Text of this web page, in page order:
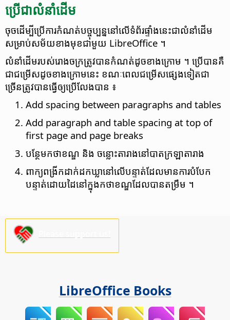
ប្រើ​ជា​លំនាំ​ដើម
ចុច​ដើម្បី​ប្រើ​ការ​កំណត់​បច្ចុប្បន្ន​នៅ​លើ​ទំព័រ​ផ្ទាំង​នេះ​ជា​លំនាំដើម​
សម្រាប់​សម័យ​ខាងមុខ​ជាមួយ LibreOffice ។
លំនាំ​ដើម​របស់​រោង​ចក្រ​ត្រូវ​បាន​កំណត់ដូច​ខាង​ក្រោម ។ ប្រើ​បាន​គឺ​
ជា​ជម្រើ​សដូច​ខាង​ក្រោមនេះ​ ខណៈ​ពេល​ជម្រើស​ផ្សេង​ទៀត​ជា​
ច្រើន​ត្រូវ​បានធ្វើ​ឲ្យ​ប្រើ​លែង​បាន ៖
Add spacing between paragraphs and tables
Add paragraph and table spacing at top of
first page and page breaks
បន្ថែម​កថាខណ្ឌ​ និង ចន្លោះ​តារាង​នៅ​បាត​​ក្រឡា​តារាង​​
ពាក្យ​ពង្រីក​ដាក់​ដកឃ្លា​នៅលើ​បន្ទាត់​ដែល​មាន​ការ​បំបែក​
បន្ទាត់​ដោយ​ដៃ​​នៅ​ក្នុង​កថាខណ្ឌ​ដែលបាន​តម្រឹម ។
LibreOffice Books